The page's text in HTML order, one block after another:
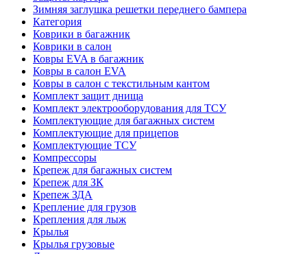
Зимняя заглушка решетки переднего бампера
Категория
Коврики в багажник
Коврики в салон
Ковры EVA в багажник
Ковры в салон EVA
Ковры в салон с текстильным кантом
Комплект защит днища
Комплект электрооборудования для ТСУ
Комплектующие для багажных систем
Комплектующие для прицепов
Комплектующие ТСУ
Компрессоры
Крепеж для багажных систем
Крепеж для ЗК
Крепеж ЗДА
Крепление для грузов
Крепления для лыж
Крылья
Крылья грузовые